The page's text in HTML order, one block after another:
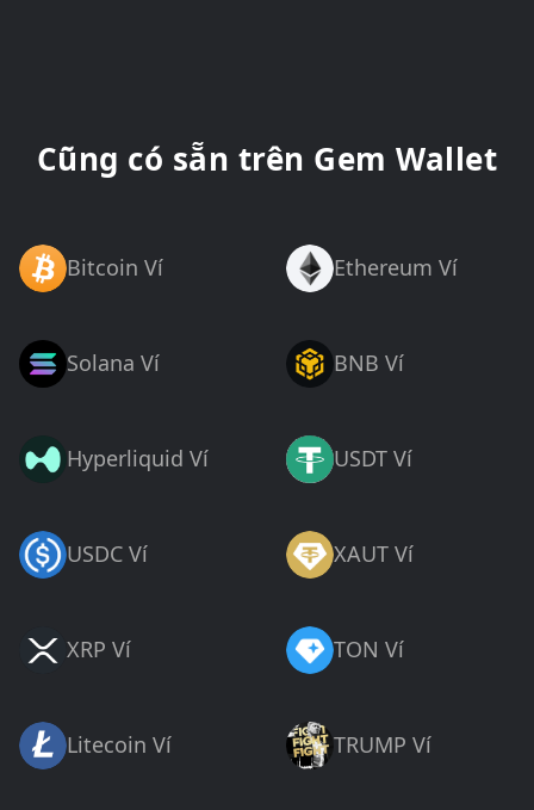
Cũng có sẵn trên Gem Wallet
Bitcoin Ví Ethereum Ví
Solana Ví BNB Ví
Hyperliquid Ví USDT Ví
USDC Ví XAUT Ví
XRP Ví TON Ví
Litecoin Ví TRUMP Ví